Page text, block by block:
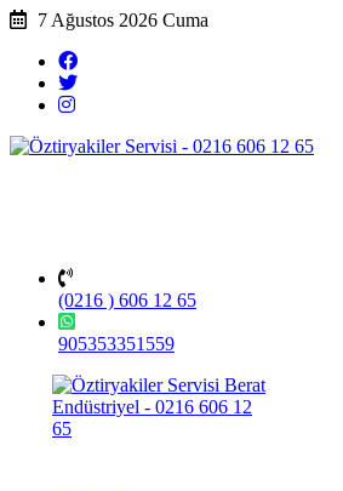
7 Ağustos 2026 Cuma
(0216 ) 606 12 65
905353351559